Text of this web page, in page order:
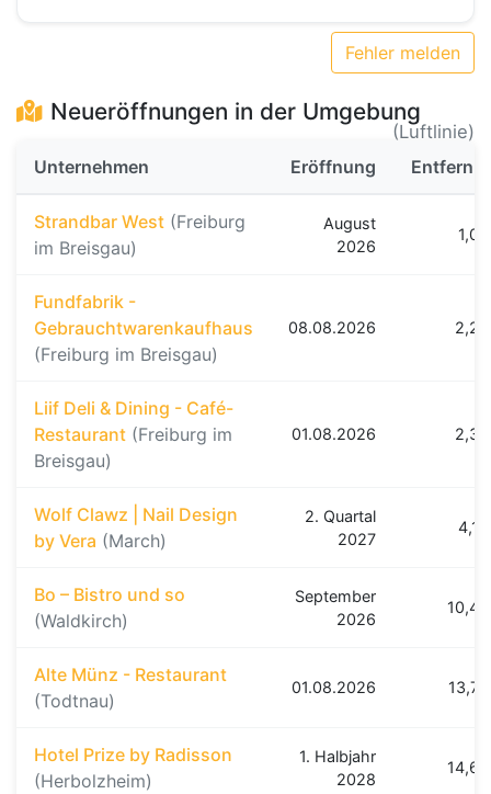
Fehler melden
Neueröffnungen in der Umgebung
(Luftlinie)
Unternehmen
Eröffnung
Strandbar West (Freiburg
im Breisgau)
August
2026
1,0
Fundfabrik -
Gebrauchtwarenkaufhaus
(Freiburg im Breisgau)
08.08.2026 2,2
Liif Deli & Dining - Café-
Restaurant (Freiburg im
Breisgau)
01.08.2026 2,3
Wolf Clawz | Nail Design
by Vera (March)
2. Quartal
2027
4,1
Bo – Bistro und so
(Waldkirch)
September
2026
10,4
Alte Münz - Restaurant
(Todtnau)
01.08.2026 13,7
Hotel Prize by Radisson
(Herbolzheim)
1. Halbjahr
2028
14,6